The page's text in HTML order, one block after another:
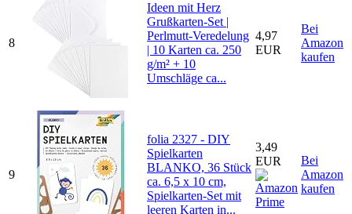
8
Ideen mit Herz
Grußkarten-Set |
Perlmutt-Veredelung
| 10 Karten ca. 250
g/m² + 10
Umschläge ca...
4,97
EUR
Bei
Amazon
kaufen
9
folia 2327 - DIY
Spielkarten
BLANKO, 36 Stück
ca. 6,5 x 10 cm,
Spielkarten-Set mit
leeren Karten in...
3,49
EUR
Bei
Amazon
kaufen